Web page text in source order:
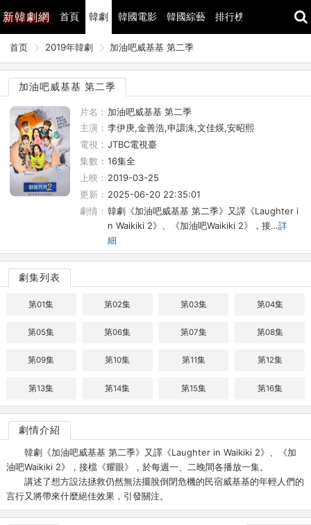
新韓劇網 首頁 韓劇 韓國電影 韓國綜藝 排行榜
首页 2019年韓劇 加油吧威基基 第二季
加油吧威基基 第二季
片名： 加油吧威基基 第二季
主演： 李伊庚,金善浩,申譞洙,文佳煐,安昭熙
電視： JTBC電視臺
集數： 16集全
上映： 2019-03-25
更新： 2025-06-20 22:35:01
劇情： 韓劇《加油吧威基基 第二季》又譯《Laughter i
n Waikiki 2》、《加油吧Waikiki 2》，接…詳
細
劇集列表
第01集 第02集 第03集 第04集
第05集 第06集 第07集 第08集
第09集 第10集 第11集 第12集
第13集 第14集 第15集 第16集
劇情介紹
韓劇《加油吧威基基 第二季》又譯《Laughter in Waikiki 2》、《加
油吧Waikiki 2》，接檔《耀眼》，於每週一、二晚間各播放一集。
講述了想方設法拯救仍然無法擺脫倒閉危機的民宿威基基的年輕人們的
言行又將帶來什麼絕佳效果，引發關注。